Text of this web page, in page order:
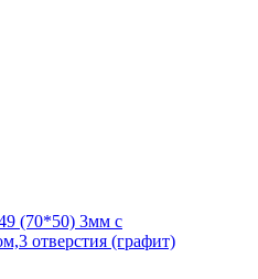
(70*50) 3мм с
отверстия (графит)